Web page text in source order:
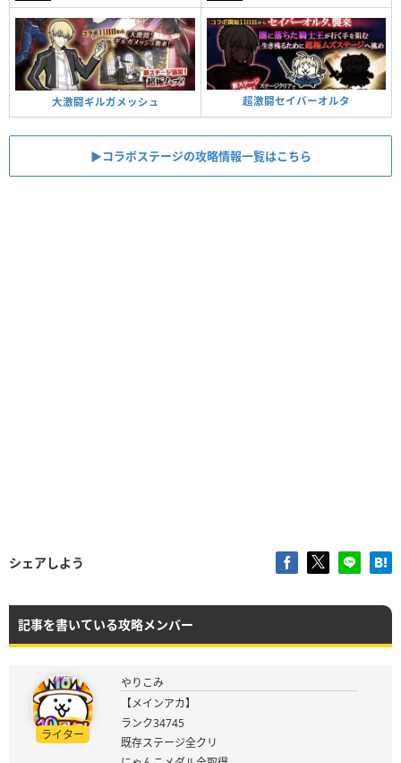
大激闘ギルガメッシュ 超激闘セイバーオルタ
▶︎コラボステージの攻略情報一覧はこちら
シェアしよう
記事を書いている攻略メンバー
ライター
やりこみ
【メインアカ】
ランク34745
既存ステージ全クリ